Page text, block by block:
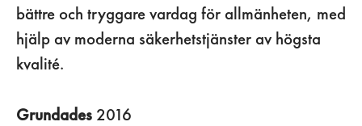
bättre och tryggare vardag för allmänheten, med
hjälp av moderna säkerhetstjänster av högsta
kvalité.
Grundades 2016